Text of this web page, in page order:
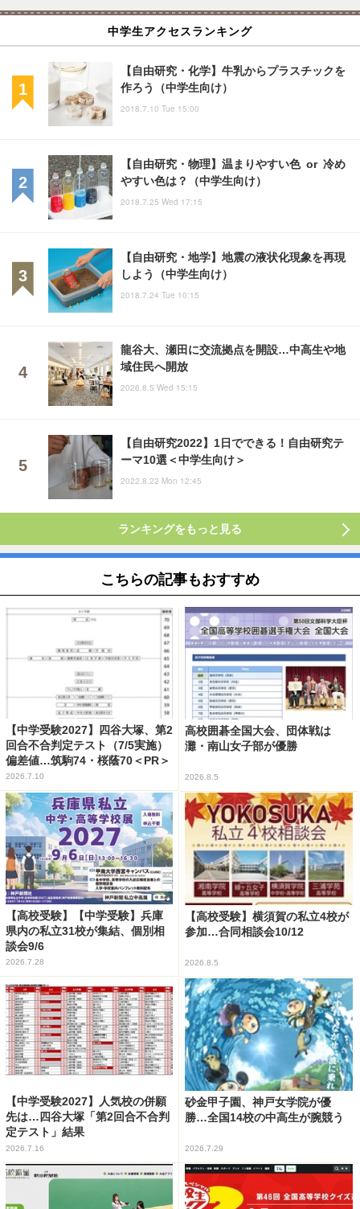
中学生アクセスランキング
【自由研究・化学】牛乳からプラスチックを
作ろう（中学生向け）
2018.7.10 Tue 15:00
【自由研究・物理】温まりやすい色 or 冷め
やすい色は？（中学生向け）
2018.7.25 Wed 17:15
【自由研究・地学】地震の液状化現象を再現
しよう（中学生向け）
2018.7.24 Tue 10:15
龍谷大、瀬田に交流拠点を開設…中高生や地
域住民へ開放
2026.8.5 Wed 15:15
【自由研究2022】1日でできる！自由研究テ
ーマ10選＜中学生向け＞
2022.8.22 Mon 12:45
ランキングをもっと見る
こちらの記事もおすすめ
【中学受験2027】四谷大塚、第2
回合不合判定テスト（7/5実施）
偏差値…筑駒74・桜蔭70＜PR＞
2026.7.10
高校囲碁全国大会、団体戦は
灘・南山女子部が優勝
2026.8.5
【高校受験】【中学受験】兵庫
県内の私立31校が集結、個別相
談会9/6
2026.7.28
【高校受験】横須賀の私立4校が
参加…合同相談会10/12
2026.8.5
【中学受験2027】人気校の併願
先は…四谷大塚「第2回合不合判
定テスト」結果
2026.7.16
砂金甲子園、神戸女学院が優
勝…全国14校の中高生が腕競う
2026.7.29